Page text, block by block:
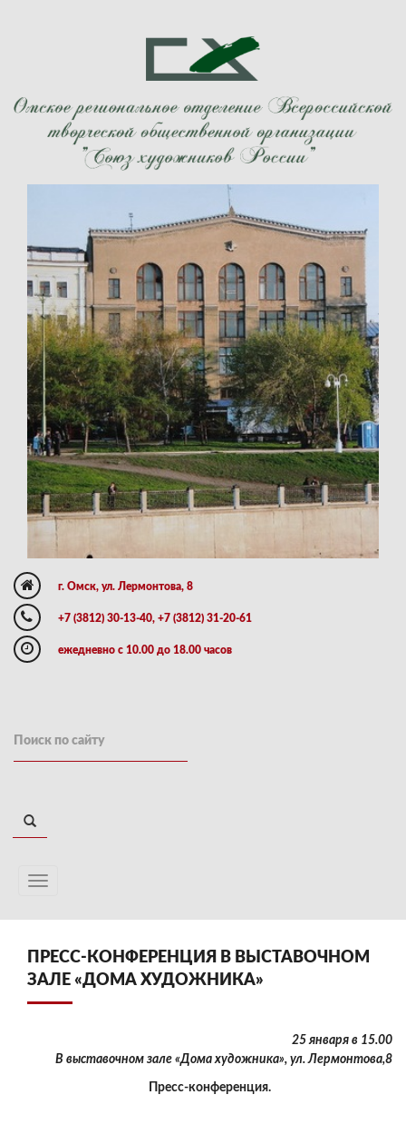
г. Омск, ул. Лермонтова, 8
+7 (3812) 30-13-40, +7 (3812) 31-20-61
ежедневно с 10.00 до 18.00 часов
ПРЕСС-КОНФЕРЕНЦИЯ В ВЫСТАВОЧНОМ
ЗАЛЕ «ДОМА ХУДОЖНИКА»
25 января в 15.00
В выставочном зале «Дома художника», ул. Лермонтова,8
Пресс-конференция.